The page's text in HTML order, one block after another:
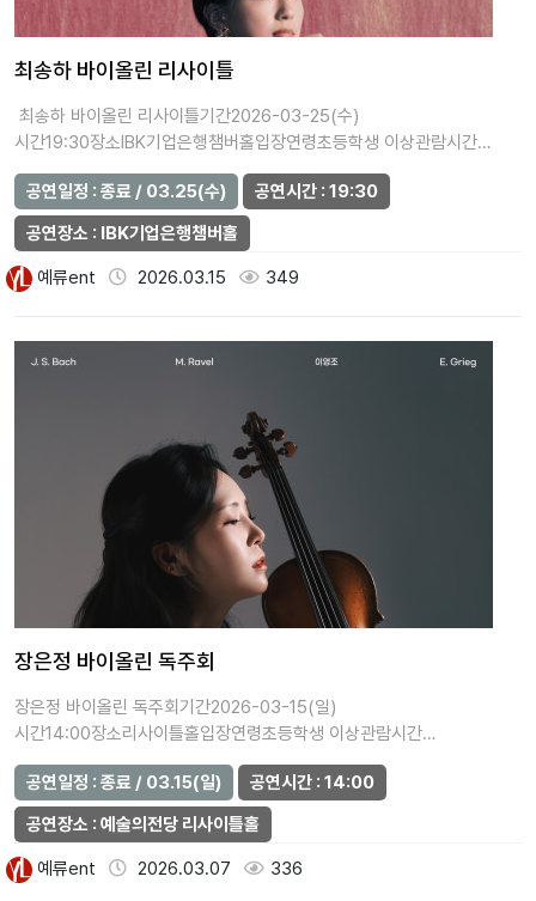
최송하 바이올린 리사이틀
최송하 바이올린 리사이틀기간2026-03-25(수)
시간19:30장소IBK기업은행챔버홀입장연령초등학생 이상관람시간
(분)100가격R석 5…
공연일정 : 종료 / 03.25(수)
공연시간 : 19:30
공연장소 : IBK기업은행챔버홀
예류ent 2026.03.15 349
장은정 바이올린 독주회
장은정 바이올린 독주회기간2026-03-15(일)
시간14:00장소리사이틀홀입장연령초등학생 이상관람시간
(분)90가격일반석 20,000원주최지클레프…
공연일정 : 종료 / 03.15(일)
공연시간 : 14:00
공연장소 : 예술의전당 리사이틀홀
예류ent 2026.03.07 336